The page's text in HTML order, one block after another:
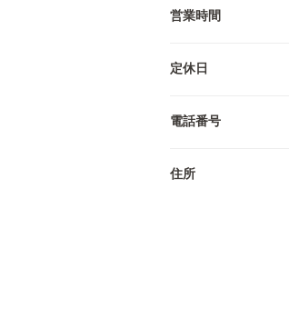
営業時間
定休日
電話番号
住所